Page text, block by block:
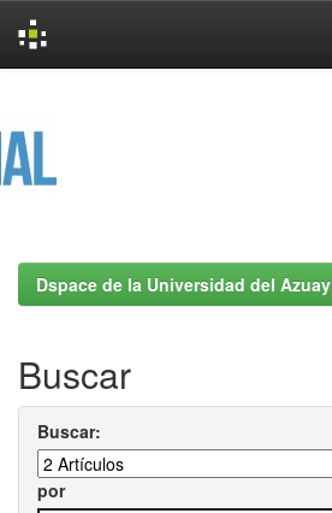
Dspace de la Universidad del Azuay
Buscar
Buscar:
por